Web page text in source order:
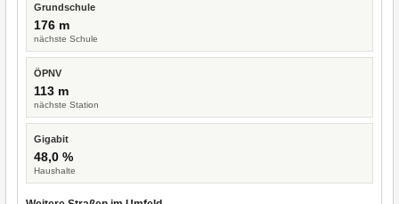
Grundschule
176 m
nächste Schule
ÖPNV
113 m
nächste Station
Gigabit
48,0 %
Haushalte